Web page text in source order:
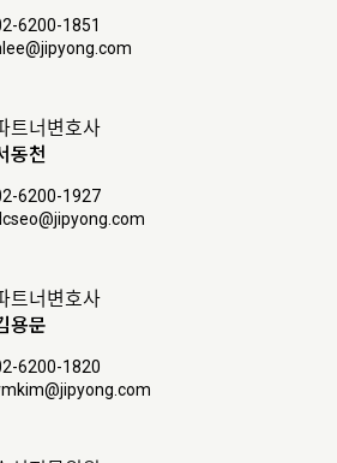
6200-1851
트너변호사
동천
6200-1927
트너변호사
용문
6200-1820